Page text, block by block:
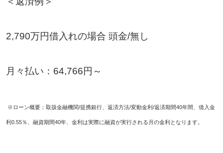
2,790万円借入れの場合 頭金/無し
月々払い：64,766円～
※ローン概要：取扱金融機関/提携銀行、返済方法/変動金利/返済期間40年間、借入金
利0.55％、融資期間40年、金利は実際に融資が実行される月の金利となります。